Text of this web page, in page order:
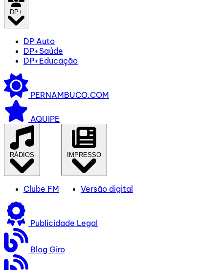
DP+
DP Auto
DP+Saúde
DP+Educação
PERNAMBUCO.COM
AQUIPE
RÁDIOS
Clube FM
IMPRESSO
Versão digital
Publicidade Legal
Blog Giro